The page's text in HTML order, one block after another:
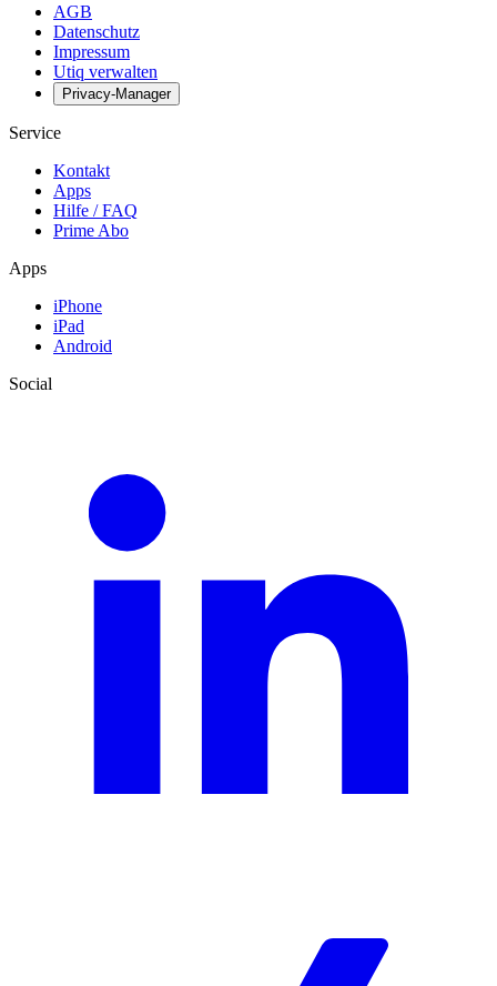
AGB
Datenschutz
Impressum
Utiq verwalten
Privacy-Manager
Service
Kontakt
Apps
Hilfe / FAQ
Prime Abo
Apps
iPhone
iPad
Android
Social